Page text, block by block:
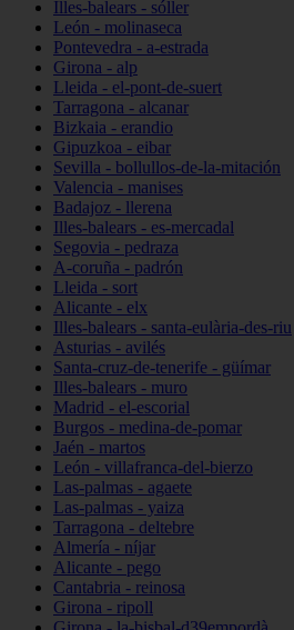
Illes-balears - sóller
León - molinaseca
Pontevedra - a-estrada
Girona - alp
Lleida - el-pont-de-suert
Tarragona - alcanar
Bizkaia - erandio
Gipuzkoa - eibar
Sevilla - bollullos-de-la-mitación
Valencia - manises
Badajoz - llerena
Illes-balears - es-mercadal
Segovia - pedraza
A-coruña - padrón
Lleida - sort
Alicante - elx
Illes-balears - santa-eulària-des-riu
Asturias - avilés
Santa-cruz-de-tenerife - güímar
Illes-balears - muro
Madrid - el-escorial
Burgos - medina-de-pomar
Jaén - martos
León - villafranca-del-bierzo
Las-palmas - agaete
Las-palmas - yaiza
Tarragona - deltebre
Almería - níjar
Alicante - pego
Cantabria - reinosa
Girona - ripoll